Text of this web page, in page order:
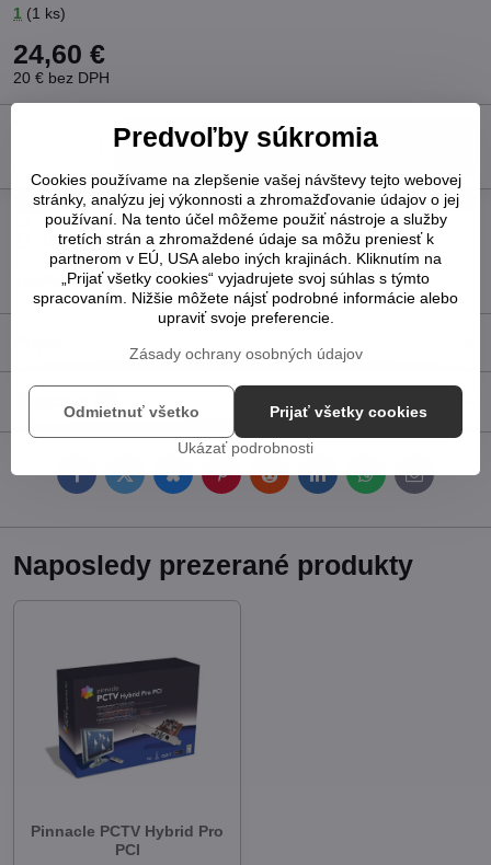
1 (1 ks)
24,60 €
20 € bez DPH
Do košíka
Pridať k Obľúbeným Otázka k produktu
Strážny pes
Doručenia
Výrobca:Pinnacle
Diskusia
FacebookTwitterBlueskyPinterestRedditLinkedInWhatsApp
E-
mail
Naposledy prezerané produkty
Pinnacle PCTV Hybrid Pro
PCI
Predvoľby súkromia
Cookies používame na zlepšenie vašej návštevy tejto webovej
stránky, analýzu jej výkonnosti a zhromažďovanie údajov o jej
používaní. Na tento účel môžeme použiť nástroje a služby
tretích strán a zhromaždené údaje sa môžu preniesť k
partnerom v EÚ, USA alebo iných krajinách. Kliknutím na
„Prijať všetky cookies“ vyjadrujete svoj súhlas s týmto
spracovaním. Nižšie môžete nájsť podrobné informácie alebo
upraviť svoje preferencie.
Zásady ochrany osobných údajov
Ukázať podrobnosti
Prijať všetky cookies
Odmietnuť všetko